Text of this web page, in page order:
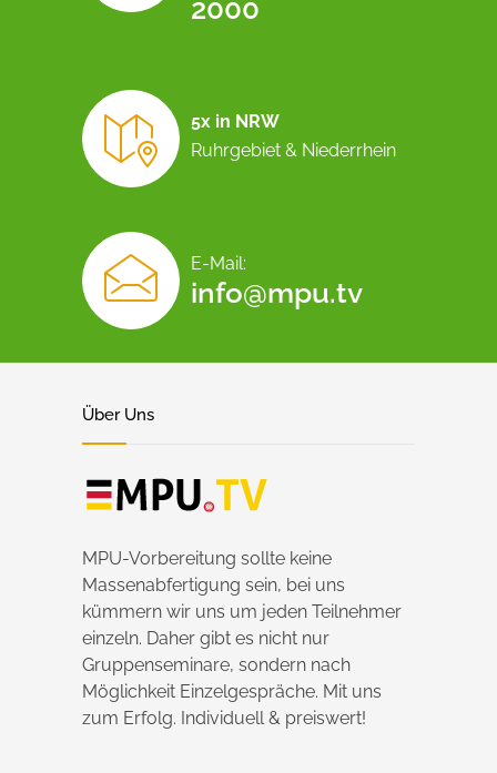
2000
5x in NRW
Ruhrgebiet & Niederrhein
E-Mail:
info@mpu.tv
Über Uns
MPU-Vorbereitung sollte keine
Massenabfertigung sein, bei uns
kümmern wir uns um jeden Teilnehmer
einzeln. Daher gibt es nicht nur
Gruppenseminare, sondern nach
Möglichkeit Einzelgespräche. Mit uns
zum Erfolg. Individuell & preiswert!